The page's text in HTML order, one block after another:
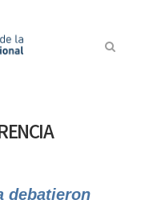
debatieron